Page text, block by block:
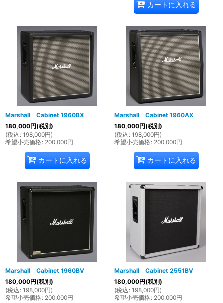
カートに入れる
Marshall Cabinet 1960BX
180,000円(税別)
(税込 : 198,000円)
希望小売価格: 200,000円
カートに入れる
Marshall Cabinet 1960AX
180,000円(税別)
(税込 : 198,000円)
希望小売価格: 200,000円
カートに入れる
Marshall Cabinet 1960BV
180,000円(税別)
(税込 : 198,000円)
希望小売価格: 200,000円
Marshall Cabinet 2551BV
180,000円(税別)
(税込 : 198,000円)
希望小売価格: 200,000円